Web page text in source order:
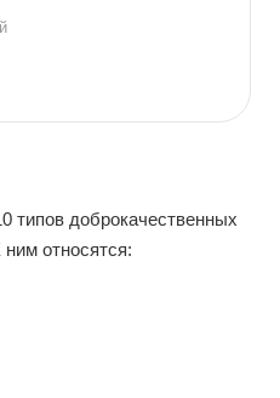
типов доброкачественных
относятся: